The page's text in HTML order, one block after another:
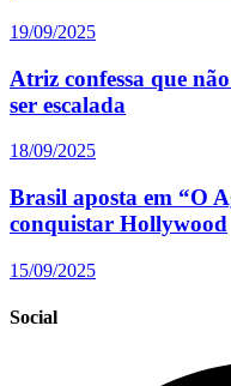
19/09/2025
Atriz confessa que
ser escalada
18/09/2025
Brasil aposta em “O
conquistar Hollywood
15/09/2025
Social